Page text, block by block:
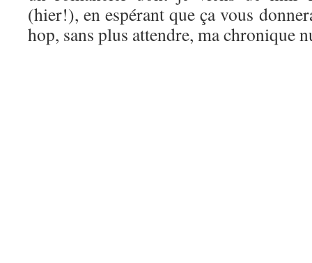
(hier!), en espérant que ça vous
hop, sans plus attendre, ma chronique